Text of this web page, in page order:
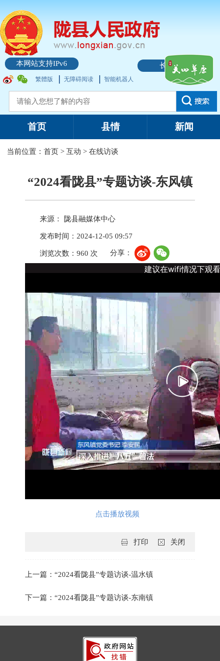
本网站支持IPv6 长者模式
繁體版 无障碍阅读 智能机器人
首页 县情 新闻
当前位置：首页 >互动 >在线访谈
“2024看陇县”专题访谈-东风镇
来源： 陇县融媒体中心
发布时间：2024-12-05 09:57
浏览次数：960 次 分享：
点击播放视频
关闭
打印
上一篇：“2024看陇县”专题访谈-温水镇
下一篇：“2024看陇县”专题访谈-东南镇